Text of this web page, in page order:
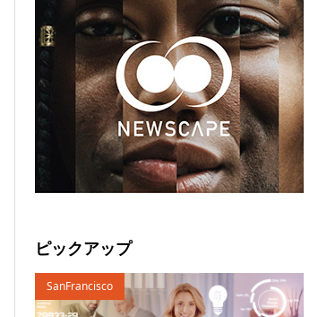
グレート・リセットは、「価値のリデ
ピックアップ
SanFrancisco